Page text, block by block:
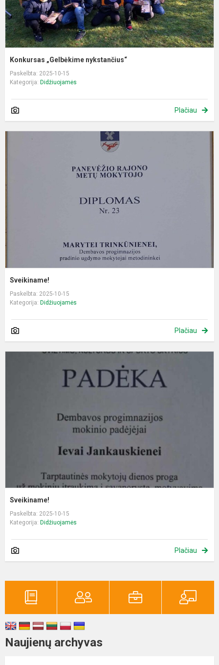
Konkursas „Gelbėkime nykstančius“
Paskelbta: 2025-10-15
Kategorija: Didžiuojamės
Plačiau
Sveikiname!
Paskelbta: 2025-10-15
Kategorija: Didžiuojamės
Plačiau
Sveikiname!
Paskelbta: 2025-10-15
Kategorija: Didžiuojamės
Plačiau
Naujienų archyvas